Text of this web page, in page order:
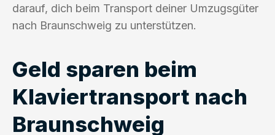
darauf, dich beim Transport deiner Umzugsgüter
nach Braunschweig zu unterstützen.
Geld sparen beim
Klaviertransport nach
Braunschweig